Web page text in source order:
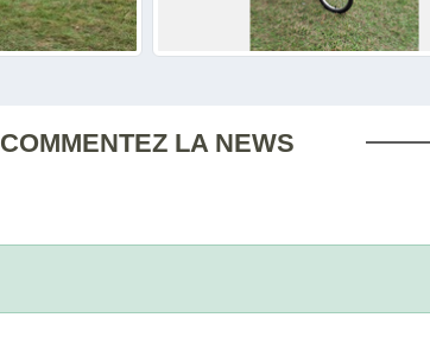
COMMENTEZ LA NEWS